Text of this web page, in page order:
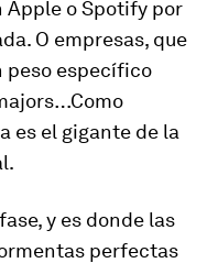
Apple o Spotify por
O empresas, que
peso específico
es el gigante de la
y es donde las
perfectas